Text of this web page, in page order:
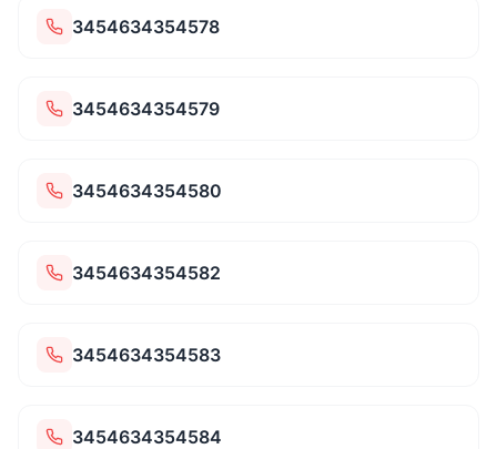
3454634354578
3454634354579
3454634354580
3454634354582
3454634354583
3454634354584